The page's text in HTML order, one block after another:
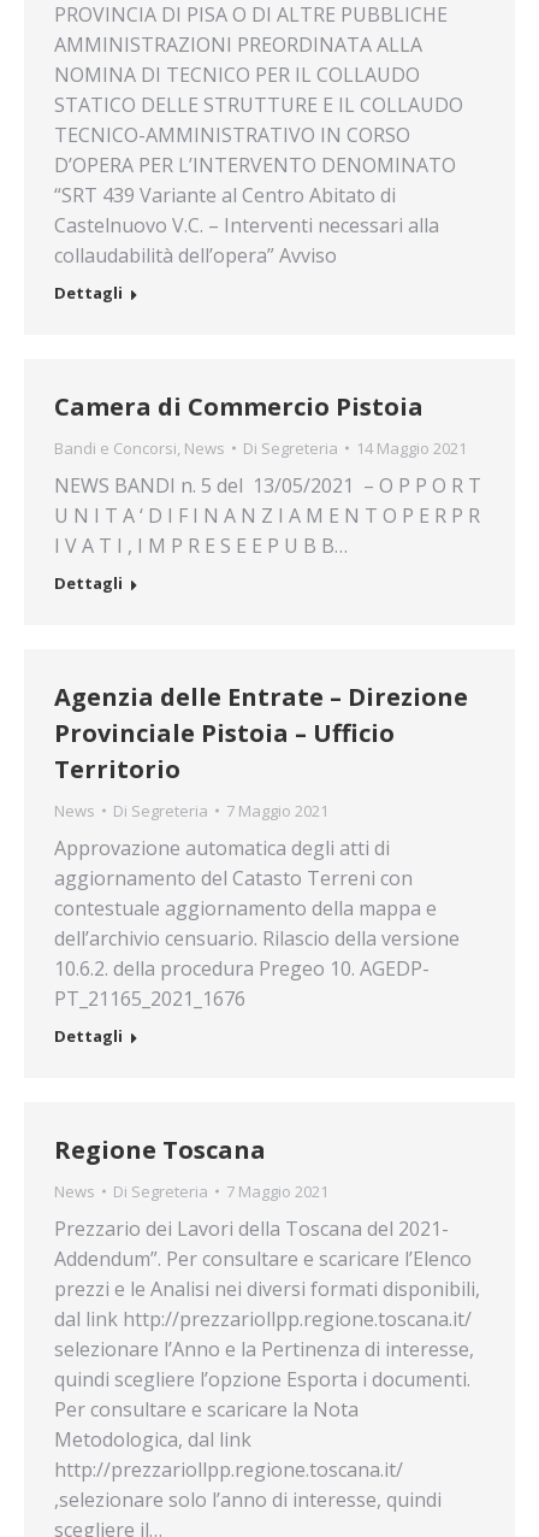
PROVINCIA DI PISA O DI ALTRE PUBBLICHE
AMMINISTRAZIONI PREORDINATA ALLA
NOMINA DI TECNICO PER IL COLLAUDO
STATICO DELLE STRUTTURE E IL COLLAUDO
TECNICO-AMMINISTRATIVO IN CORSO
D’OPERA PER L’INTERVENTO DENOMINATO
“SRT 439 Variante al Centro Abitato di
Castelnuovo V.C. – Interventi necessari alla
collaudabilità dell’opera” Avviso
Dettagli
Camera di Commercio Pistoia
Bandi e Concorsi, News Di Segreteria 14 Maggio 2021
NEWS BANDI n. 5 del 13/05/2021 – O P P O R T
U N I T A ‘ D I F I N A N Z I A M E N T O P E R P R
I V A T I , I M P R E S E E P U B B…
Dettagli
Agenzia delle Entrate – Direzione
Provinciale Pistoia – Ufficio
Territorio
News Di Segreteria 7 Maggio 2021
Approvazione automatica degli atti di
aggiornamento del Catasto Terreni con
contestuale aggiornamento della mappa e
dell’archivio censuario. Rilascio della versione
10.6.2. della procedura Pregeo 10. AGEDP-
PT_21165_2021_1676
Dettagli
Regione Toscana
News Di Segreteria 7 Maggio 2021
Prezzario dei Lavori della Toscana del 2021-
Addendum”. Per consultare e scaricare l’Elenco
prezzi e le Analisi nei diversi formati disponibili,
dal link http://prezzariollpp.regione.toscana.it/
selezionare l’Anno e la Pertinenza di interesse,
quindi scegliere l’opzione Esporta i documenti.
Per consultare e scaricare la Nota
Metodologica, dal link
http://prezzariollpp.regione.toscana.it/
,selezionare solo l’anno di interesse, quindi
scegliere il…